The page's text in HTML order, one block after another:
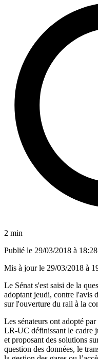
2 min
Publié le 29/03/2018 à 18:28
Mis à jour le 29/03/2018 à
Le Sénat s'est saisi de la
adoptant jeudi, contre l'avis
sur l'ouverture du rail à la
Les sénateurs ont adopté
LR-UC définissant le cadre
et proposant des solutions
question des données, le